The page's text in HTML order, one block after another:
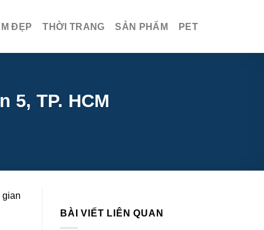
ĐẸP THỜI TRANG SẢN PHẨM PET
5, TP. HCM
gian
BÀI VIẾT LIÊN QUAN